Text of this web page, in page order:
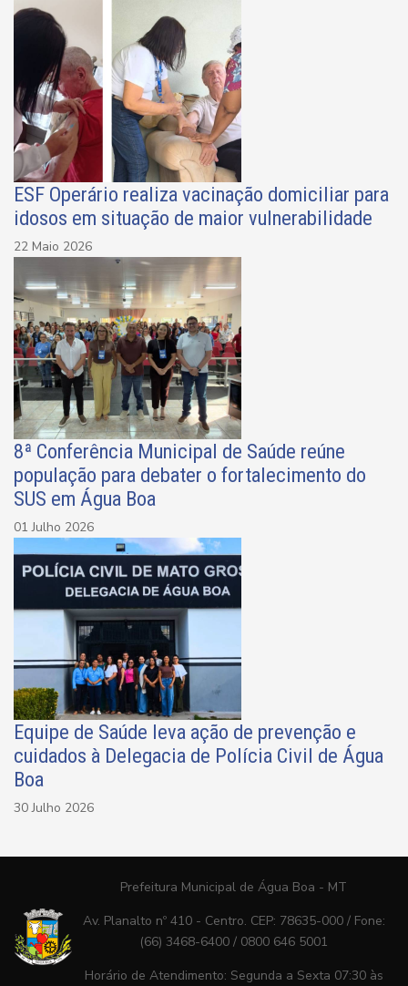
ESF Operário realiza vacinação domiciliar para
idosos em situação de maior vulnerabilidade
22 Maio 2026
8ª Conferência Municipal de Saúde reúne
população para debater o fortalecimento do
SUS em Água Boa
01 Julho 2026
Equipe de Saúde leva ação de prevenção e
cuidados à Delegacia de Polícia Civil de Água
Boa
30 Julho 2026
Prefeitura Municipal de Água Boa - MT
Av. Planalto nº 410 - Centro. CEP: 78635-000 / Fone:
(66) 3468-6400 / 0800 646 5001
Horário de Atendimento: Segunda a Sexta 07:30 às